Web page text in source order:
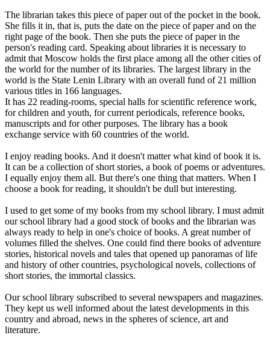
The librarian takes this piece of paper out of the pocket in the book.
She fills it in, that is, puts the date on the piece of paper and on the
right page of the book. Then she puts the piece of paper in the
person's reading card. Speaking about libraries it is necessary to
admit that Moscow holds the first place among all the other cities of
the world for the number of its libraries. The largest library in the
world is the State Lenin Library with an overall fund of 21 million
various titles in 166 languages.
It has 22 reading-rooms, special halls for scientific reference work,
for children and youth, for current periodicals, reference books,
manuscripts and for other purposes. The library has a book
exchange service with 60 countries of the world.
I enjoy reading books. And it doesn't matter what kind of book it is.
It can be a collection of short stories, a book of poems or adventures.
I equally enjoy them all. But there's one thing that matters. When I
choose a book for reading, it shouldn't be dull but interesting.
I used to get some of my books from my school library. I must admit
our school library had a good stock of books and the librarian was
always ready to help in one's choice of books. A great number of
volumes filled the shelves. One could find there books of adventure
stories, historical novels and tales that opened up panoramas of life
and history of other countries, psychological novels, collections of
short stories, the immortal classics.
Our school library subscribed to several newspapers and magazines.
They kept us well informed about the latest developments in this
country and abroad, news in the spheres of science, art and
literature.